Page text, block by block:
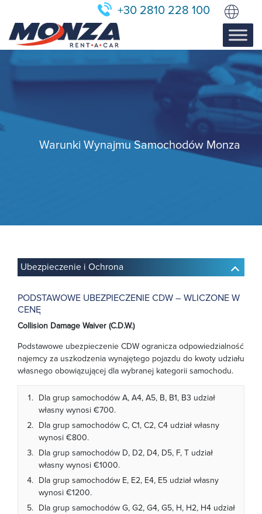
+30 2810 228 100
Warunki Wynajmu Samochodów Monza
Ubezpieczenie i Ochrona
PODSTAWOWE UBEZPIECZENIE CDW – WLICZONE W
CENĘ
Collision Damage Waiver (C.D.W.)
Podstawowe ubezpieczenie CDW ogranicza odpowiedzialność
najemcy za uszkodzenia wynajętego pojazdu do kwoty udziału
własnego obowiązującej dla wybranej kategorii samochodu.
Dla grup samochodów A, A4, A5, B, B1, B3 udział
własny wynosi €700.
Dla grup samochodów C, C1, C2, C4 udział własny
wynosi €800.
Dla grup samochodów D, D2, D4, D5, F, T udział
własny wynosi €1000.
Dla grup samochodów E, E2, E4, E5 udział własny
wynosi €1200.
Dla grup samochodów G, G2, G4, G5, H, H2, H4 udział